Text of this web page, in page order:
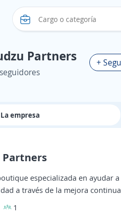
Partners +
La empresa
Partners
especializada en ayudar
a través de la mejora
1